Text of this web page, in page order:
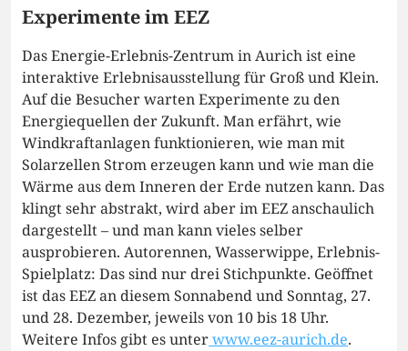
Experimente im EEZ
Das Energie-Erlebnis-Zentrum in Aurich ist eine
interaktive Erlebnisausstellung für Groß und Klein.
Auf die Besucher warten Experimente zu den
Energiequellen der Zukunft. Man erfährt, wie
Windkraftanlagen funktionieren, wie man mit
Solarzellen Strom erzeugen kann und wie man die
Wärme aus dem Inneren der Erde nutzen kann. Das
klingt sehr abstrakt, wird aber im EEZ anschaulich
dargestellt – und man kann vieles selber
ausprobieren. Autorennen, Wasserwippe, Erlebnis-
Spielplatz: Das sind nur drei Stichpunkte. Geöffnet
ist das EEZ an diesem Sonnabend und Sonntag, 27.
und 28. Dezember, jeweils von 10 bis 18 Uhr.
Weitere Infos gibt es unterwww.eez-aurich.de.